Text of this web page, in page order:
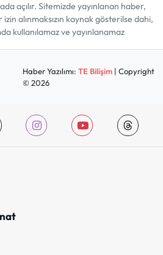
açılır. Sitemizde yayınlanan haber,
alınmaksızın kaynak gösterilse dahi,
kullanılamaz ve yayınlanamaz
Haber Yazılımı: TE Bilişim| Copyright
© 2026